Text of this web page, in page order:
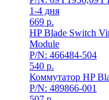
1-4 дня
669 р.
HP Blade Switch
Module
P/N: 466484-504
540 р.
Коммутатор HP
P/N: 489866-001